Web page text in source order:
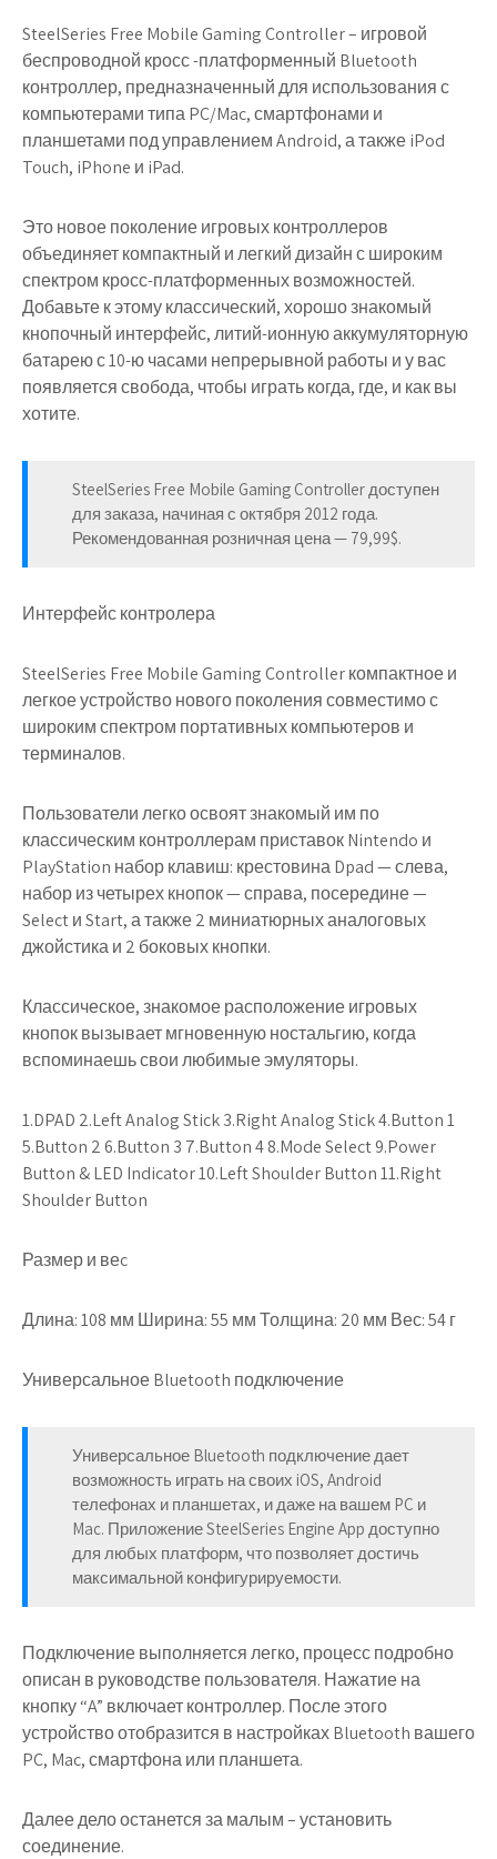
SteelSeries Free Mobile Gaming Controller – игровой
беспроводной кросс -платформенный Bluetooth
контроллер, предназначенный для использования с
компьютерами типа PC/Mac, смартфонами и
планшетами под управлением Android, а также iPod
Touch, iPhone и iPad.
Это новое поколение игровых контроллеров
объединяет компактный и легкий дизайн с широким
спектром кросс-платформенных возможностей.
Добавьте к этому классический, хорошо знакомый
кнопочный интерфейс, литий-ионную аккумуляторную
батарею с 10-ю часами непрерывной работы и у вас
появляется свобода, чтобы играть когда, где, и как вы
хотите.
SteelSeries Free Mobile Gaming Controller доступен
для заказа, начиная с октября 2012 года.
Рекомендованная розничная цена — 79,99$.
Интерфейс контролера
SteelSeries Free Mobile Gaming Controller компактное и
легкое устройство нового поколения совместимо с
широким спектром портативных компьютеров и
терминалов.
Пользователи легко освоят знакомый им по
классическим контроллерам приставок Nintendo и
PlayStation набор клавиш: крестовина Dpad — слева,
набор из четырех кнопок — справа, посередине —
Select и Start, а также 2 миниатюрных аналоговых
джойстика и 2 боковых кнопки.
Классическое, знакомое расположение игровых
кнопок вызывает мгновенную ностальгию, когда
вспоминаешь свои любимые эмуляторы.
1.DPAD 2.Left Analog Stick 3.Right Analog Stick 4.Button 1
5.Button 2 6.Button 3 7.Button 4 8.Mode Select 9.Power
Button & LED Indicator 10.Left Shoulder Button 11.Right
Shoulder Button
Размер и веc
Длина: 108 мм Ширина: 55 мм Толщина: 20 мм Вес: 54 г
Универсальное Bluetooth подключение
Универсальное Bluetooth подключение дает
возможность играть на своих iOS, Android
телефонах и планшетах, и даже на вашем PC и
Mac. Приложение SteelSeries Engine App доступно
для любых платформ, что позволяет достичь
максимальной конфигурируемости.
Подключение выполняется легко, процесс подробно
описан в руководстве пользователя. Нажатие на
кнопку “A” включает контроллер. После этого
устройство отобразится в настройках Bluetooth вашего
PC, Mac, смартфона или планшета.
Далее дело останется за малым – установить
соединение.